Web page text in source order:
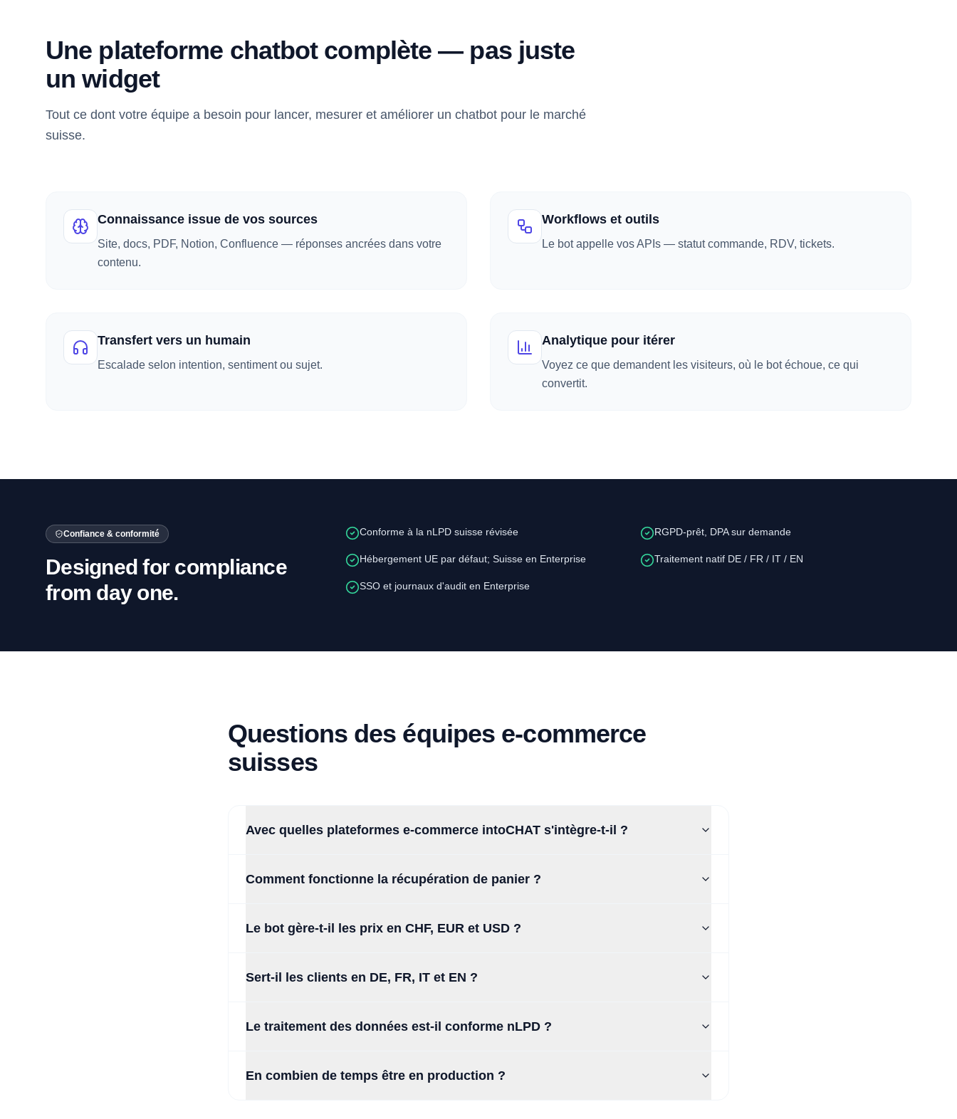
Une plateforme chatbot complète — pas juste
un widget
Tout ce dont votre équipe a besoin pour lancer, mesurer et améliorer un chatbot pour le marché
suisse.
Connaissance issue de vos sources
Site, docs, PDF, Notion, Confluence — réponses ancrées dans votre
contenu.
Workflows et outils
Le bot appelle vos APIs — statut commande, RDV, tickets.
Transfert vers un humain
Escalade selon intention, sentiment ou sujet.
Analytique pour itérer
Voyez ce que demandent les visiteurs, où le bot échoue, ce qui
convertit.
Confiance & conformité
Designed for compliance
from day one.
Conforme à la nLPD suisse révisée RGPD-prêt, DPA sur demande
Hébergement UE par défaut; Suisse en Enterprise Traitement natif DE / FR / IT / EN
SSO et journaux d'audit en Enterprise
Questions des équipes e-commerce
suisses
Avec quelles plateformes e-commerce intoCHAT s'intègre-t-il ?
Comment fonctionne la récupération de panier ?
Le bot gère-t-il les prix en CHF, EUR et USD ?
Sert-il les clients en DE, FR, IT et EN ?
Le traitement des données est-il conforme nLPD ?
En combien de temps être en production ?